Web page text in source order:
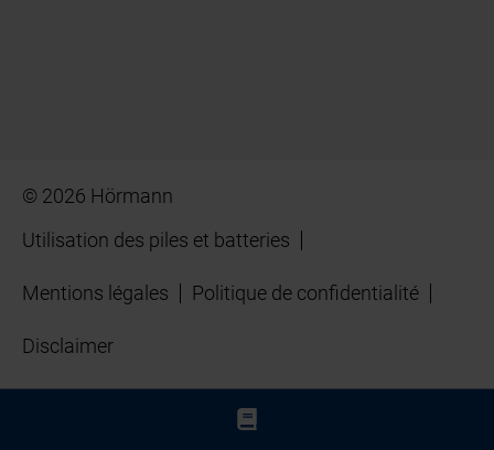
© 2026 Hörmann
Utilisation des piles et batteries
Mentions légales Politique de confidentialité
Disclaimer